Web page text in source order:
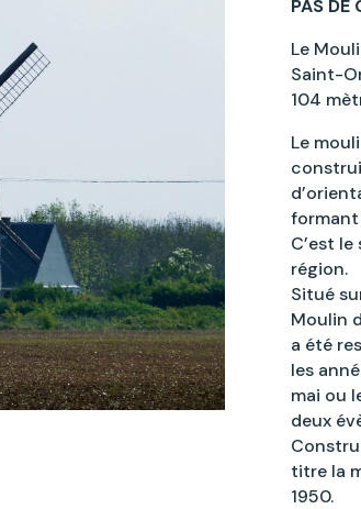
PAS
Le
Saint-
104
Le
formant
C’est
région.
Situé
Moulin
a été
les
mai ou
deux
titre la
1950.